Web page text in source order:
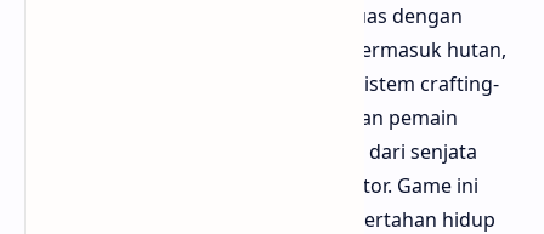
menghadirkan dunia terbuka yang luas dengan
berbagai lokasi yang bisa dijelajahi, termasuk hutan,
bangunan tua, dan bunker rahasia. Sistem crafting-
nya sangat mendalam, memungkinkan pemain
menciptakan berbagai barang, mulai dari senjata
sederhana hingga kendaraan bermotor. Game ini
sangat cocok bagi kamu yang suka bertahan hidup